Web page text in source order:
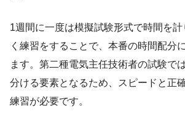
1週間に一度は模擬試験形式で時間を
く練習をすることで、本番の時間配分
ます。第二種電気主任技術者の試験で
分ける要素となるため、スピードと正
練習が必要です。